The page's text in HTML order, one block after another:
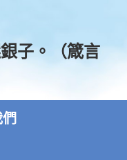
子。（箴言